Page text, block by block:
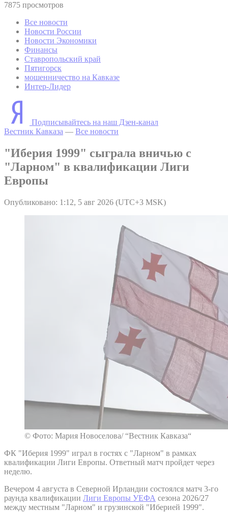
7875 просмотров
Все новости
Новости России
Новости Экономики
Финансы
Ставропольский край
Пятигорск
мошенничество на Кавказе
Интер-Лидер
Подписывайтесь на наш Дзен-канал
Вестник Кавказа — Все новости
"Иберия 1999" сыграла вничью с
"Ларном" в квалификации Лиги
Европы
Опубликовано: 1:12, 5 авг 2026 (UTC+3 MSK)
© Фото: Мария Новоселова/ “Вестник Кавказа“
ФК "Иберия 1999" играл в гостях с "Ларном" в рамках
квалификации Лиги Европы. Ответный матч пройдет через
неделю.
Вечером 4 августа в Северной Ирландии состоялся матч 3-го
раунда квалификации Лиги Европы УЕФА сезона 2026/27
между местным "Ларном" и грузинской "Иберией 1999".